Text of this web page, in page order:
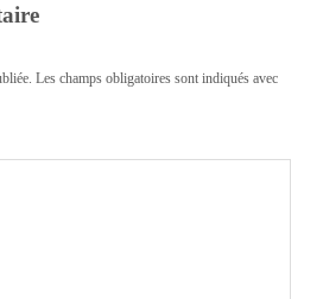
Les champs obligatoires sont indiqués avec